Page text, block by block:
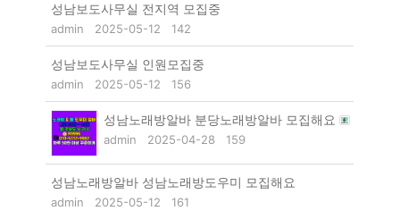
성남보도사무실 전지역 모집중
admin 2025-05-12 142
성남보도사무실 인원모집중
admin 2025-05-12 156
성남노래방알바 분당노래방알바 모집해요
admin 2025-04-28 159
성남노래방알바 성남노래방도우미 모집해요
admin 2025-05-12 161